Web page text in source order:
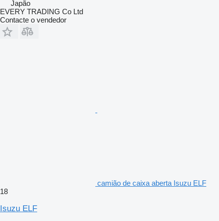
Japão
EVERY TRADING Co Ltd
Contacte o vendedor
camião de caixa aberta Isuzu ELF
18
Isuzu ELF